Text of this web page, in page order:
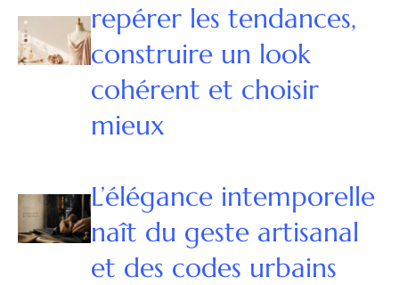
repérer les tendances,
construire un look
cohérent et choisir
mieux
L’élégance intemporelle
naît du geste artisanal
et des codes urbains